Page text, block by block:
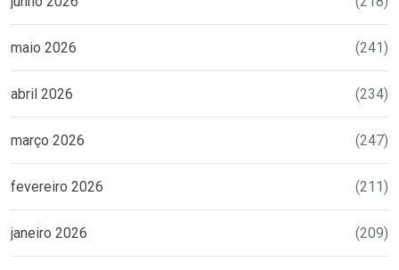
maio 2026 (241)
abril 2026 (234)
março 2026 (247)
fevereiro 2026 (211)
janeiro 2026 (209)